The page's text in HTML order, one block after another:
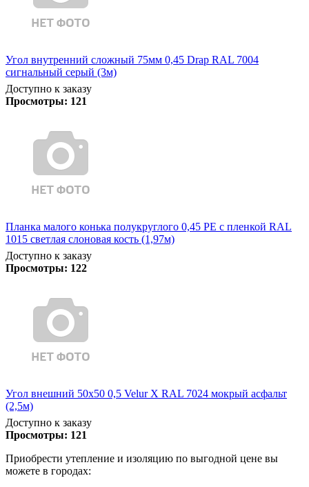
Угол внутренний сложный 75мм 0,45 Drap RAL 7004
сигнальный серый (3м)
Доступно к заказу
Просмотры: 121
Планка малого конька полукруглого 0,45 PE с пленкой RAL
1015 светлая слоновая кость (1,97м)
Доступно к заказу
Просмотры: 122
Угол внешний 50х50 0,5 Velur X RAL 7024 мокрый асфальт
(2,5м)
Доступно к заказу
Просмотры: 121
Приобрести утепление и изоляцию по выгодной цене вы
можете в городах: